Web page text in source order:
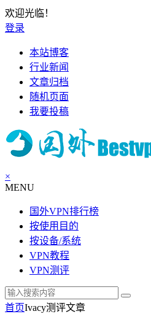
欢迎光临！
登录
本站博客
行业新闻
文章归档
随机页面
我要投稿
×
MENU
国外VPN排行榜
按使用目的
按设备/系统
VPN教程
VPN测评
首页Ivacy测评文章